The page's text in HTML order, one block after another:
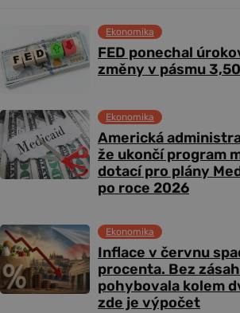
FED ponechal
změny v pásmu
Ekonomika
Americká
že ukončí program
dotací pro plány
po roce 2026
Ekonomika
Inflace v červnu
procenta. Bez
pohybovala kolem
zde je výpočet
Ekonomika